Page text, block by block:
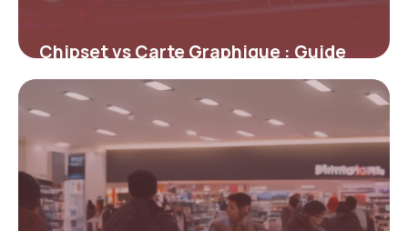
Chipset vs Carte Graphique : Guide
Complet
4 mai 2026